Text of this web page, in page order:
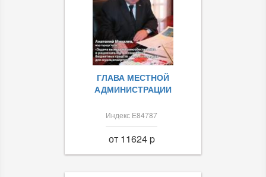
ГЛАВА МЕСТНОЙ
АДМИНИСТРАЦИИ
Индекс Е84787
от 11624 p